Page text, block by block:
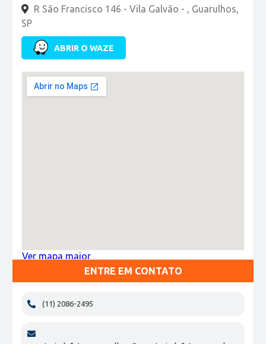
R São Francisco 146 - Vila Galvão - , Guarulhos,
SP
ABRIR O WAZE
Ver mapa maior
ENTRE EM CONTATO
(11) 2086-2495